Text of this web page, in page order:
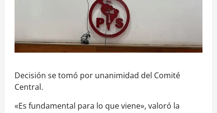
Decisión se tomó por unanimidad del Comité
Central.
«Es fundamental para lo que viene», valoró la